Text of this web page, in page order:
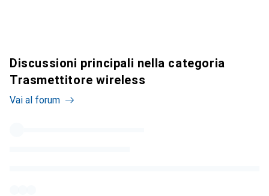
Discussioni principali nella categoria
Trasmettitore wireless
Vai al forum